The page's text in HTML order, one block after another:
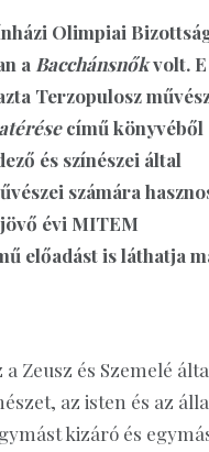
Olimpiai
a Bacchánsnőkvolt. E
Terzopulosz
című könyvéből
és színészei által
számára
évi MITEM
előadást is láthatja
Zeusz és Szemelé
az isten és az
kizáró és